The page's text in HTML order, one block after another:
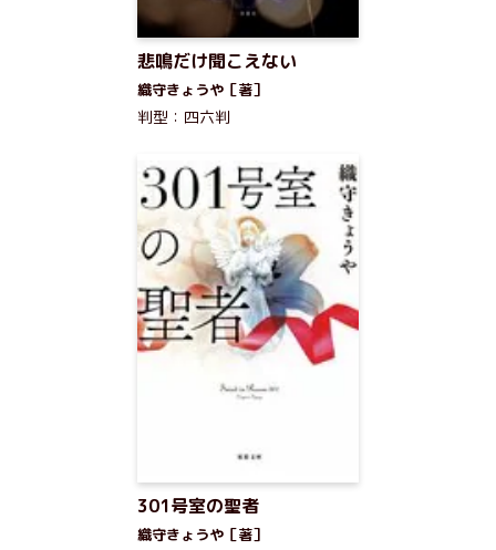
悲鳴だけ聞こえない
織守きょうや［著］
判型：四六判
301号室の聖者
織守きょうや［著］